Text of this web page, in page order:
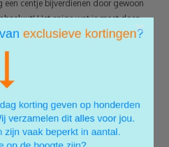
een centje bijverdienen door gewoon
Het enige wat je moet doen,
we opgesomd waar je feedback
Zeker blijven lezen dus!
kater te
×